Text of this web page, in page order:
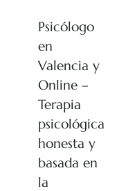
Psicólogo
en
Valencia y
Online –
Terapia
psicológica
honesta y
basada en
la